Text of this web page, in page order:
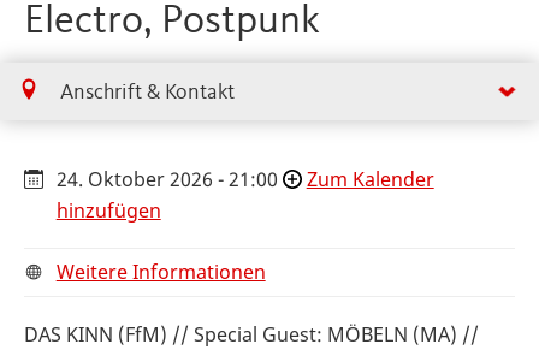
Electro, Postpunk
Anschrift & Kontakt
24. Oktober 2026 - 21:00
Zum Kalender
hinzufügen
Weitere Informationen
DAS KINN (FfM) // Special Guest: MÖBELN (MA) //